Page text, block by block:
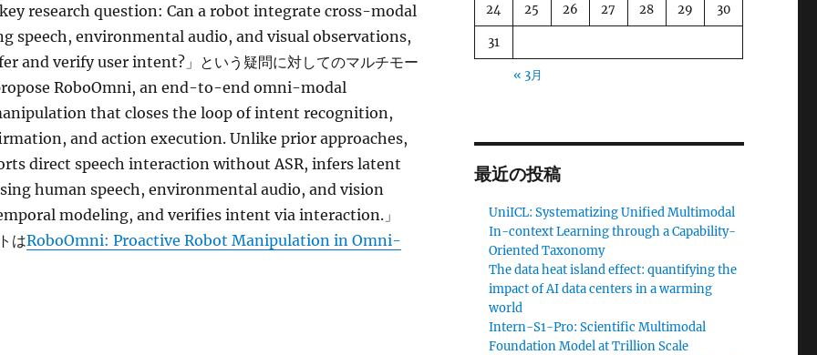
key research question: Can a robot integrate cross-modal
speech, environmental audio, and visual observations,
and verify user intent?」という疑問に対してのマルチモー
RoboOmni, an end-to-end omni-modal
that closes the loop of intent recognition,
and action execution. Unlike prior approaches,
direct speech interaction without ASR, infers latent
human speech, environmental audio, and vision
modeling, and verifies intent via interaction.」
はRoboOmni: Proactive Robot Manipulation in Omni-
24 25 26 27 28 29 30
31
« 3月
最近の投稿
UniICL: Systematizing Unified Multimodal
In-context Learning through a Capability-
Oriented Taxonomy
The data heat island effect: quantifying the
impact of AI data centers in a warming
world
Intern-S1-Pro: Scientific Multimodal
Foundation Model at Trillion Scale